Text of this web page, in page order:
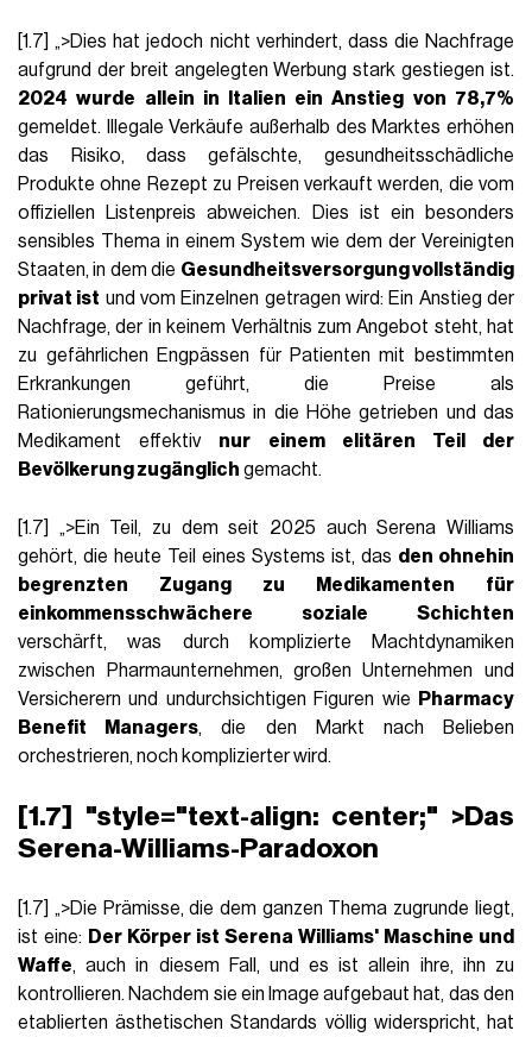
[1.7] „>Dies hat jedoch nicht verhindert, dass die Nachfrage
aufgrund der breit angelegten Werbung stark gestiegen ist.
2024 wurde allein in Italien ein Anstieg von 78,7%
gemeldet. Illegale Verkäufe außerhalb des Marktes erhöhen
das Risiko, dass gefälschte, gesundheitsschädliche
Produkte ohne Rezept zu Preisen verkauft werden, die vom
offiziellen Listenpreis abweichen. Dies ist ein besonders
sensibles Thema in einem System wie dem der Vereinigten
Staaten, in dem die Gesundheitsversorgung vollständig
privat ist und vom Einzelnen getragen wird: Ein Anstieg der
Nachfrage, der in keinem Verhältnis zum Angebot steht, hat
zu gefährlichen Engpässen für Patienten mit bestimmten
Erkrankungen geführt, die Preise als
Rationierungsmechanismus in die Höhe getrieben und das
Medikament effektiv nur einem elitären Teil der
Bevölkerung zugänglich gemacht.
[1.7] „>Ein Teil, zu dem seit 2025 auch Serena Williams
gehört, die heute Teil eines Systems ist, das den ohnehin
begrenzten Zugang zu Medikamenten für
einkommensschwächere soziale Schichten
verschärft, was durch komplizierte Machtdynamiken
zwischen Pharmaunternehmen, großen Unternehmen und
Versicherern und undurchsichtigen Figuren wie
Pharmacy
Benefit Managers, die den Markt nach Belieben
orchestrieren, noch komplizierter wird.
[1.7] "style="text-align: center;" >Das
Serena-Williams-Paradoxon
[1.7] „>Die Prämisse, die dem ganzen Thema zugrunde liegt,
ist eine: Der Körper ist Serena Williams' Maschine und
Waffe, auch in diesem Fall, und es ist allein ihre, ihn zu
kontrollieren. Nachdem sie ein Image aufgebaut hat, das den
etablierten ästhetischen Standards völlig widerspricht, hat